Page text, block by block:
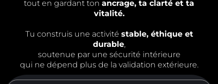
tout en gardant ton ancrage, ta clarté et ta
vitalité.
Tu construis une activité stable, éthique et
durable,
soutenue par une sécurité intérieure
qui ne dépend plus de la validation extérieure.